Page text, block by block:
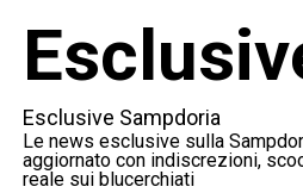
Esclusive Sampdoria
Le news esclusive sulla
aggiornato con indiscrezioni,
reale sui blucerchiati